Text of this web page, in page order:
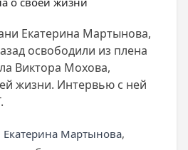
Екатерина Мартынова,
освободили из плена
Виктора Мохова,
жизни. Интервью с ней
Екатерина Мартынова,